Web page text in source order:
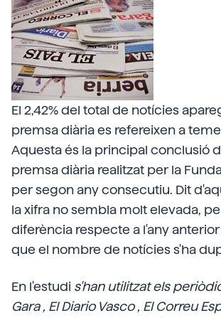
El 2,42% del total de notícies
premsa diària es refereixen a
Aquesta és la principal conclusió
premsa diària realitzat per la
per segon any consecutiu. Dit
la xifra no sembla molt elevada,
diferència respecte a l'any
que el nombre de notícies s'ha
En l'estudi s'han utilitzat els
Gara, El Diario Vasco, El Correu